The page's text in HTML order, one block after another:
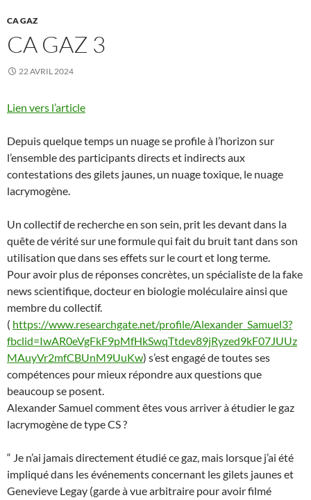
CA GAZ
CA GAZ 3
22 AVRIL 2024
Lien vers l’article
Depuis quelque temps un nuage se profile à l’horizon sur
l’ensemble des participants directs et indirects aux
contestations des gilets jaunes, un nuage toxique, le nuage
lacrymogène.
Un collectif de recherche en son sein, prit les devant dans la
quête de vérité sur une formule qui fait du bruit tant dans son
utilisation que dans ses effets sur le court et long terme.
Pour avoir plus de réponses concrètes, un spécialiste de la fake
news scientifique, docteur en biologie moléculaire ainsi que
membre du collectif.
( https://www.researchgate.net/profile/Alexander_Samuel3?
fbclid=IwAR0eVgFkF9pMfHkSwqTtdev89jRyzed9kF07JUUz
MAuyVr2mfCBUnM9UuKw) s’est engagé de toutes ses
compétences pour mieux répondre aux questions que
beaucoup se posent.
Alexander Samuel comment êtes vous arriver à étudier le gaz
lacrymogène de type CS ?
“ Je n’ai jamais directement étudié ce gaz, mais lorsque j’ai été
impliqué dans les événements concernant les gilets jaunes et
Genevieve Legay (garde à vue arbitraire pour avoir filmé